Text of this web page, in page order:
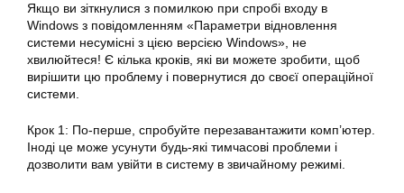
Якщо ви зіткнулися з помилкою при спробі входу в
Windows з повідомленням «Параметри відновлення
системи несумісні з цією версією Windows», не
хвилюйтеся! Є кілька кроків, які ви можете зробити, щоб
вирішити цю проблему і повернутися до своєї операційної
системи.
Крок 1: По-перше, спробуйте перезавантажити комп’ютер.
Іноді це може усунути будь-які тимчасові проблеми і
дозволити вам увійти в систему в звичайному режимі.